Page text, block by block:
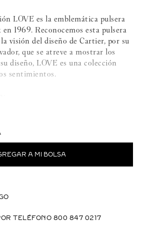
LOVE es la emblemática pulsera
1969. Reconocemos esta pulsera
visión del diseño de Cartier, por su
que se atreve a mostrar los
diseño, LOVE es una colección
sentimientos.
TELÉFONO 800 847 0217